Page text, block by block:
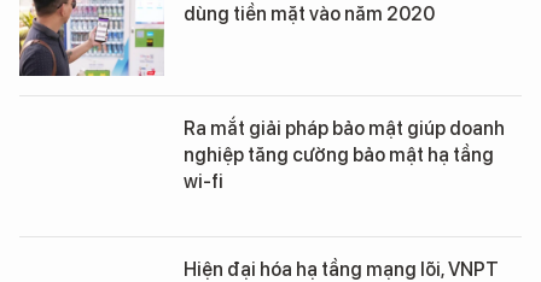
dùng tiền mặt vào năm 2020
Ra mắt giải pháp bảo mật giúp doanh
nghiệp tăng cường bảo mật hạ tầng
wi-fi
Hiện đại hóa hạ tầng mạng lõi, VNPT